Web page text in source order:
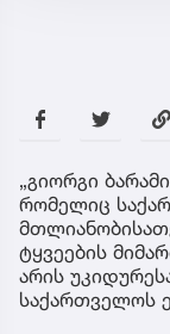
„გიორგი
რომელიც
ტყვეების
არის
საქართველოს